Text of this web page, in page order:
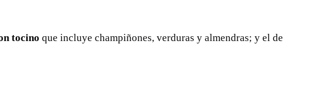
tocino que incluye champiñones, verduras y almendras; y el de